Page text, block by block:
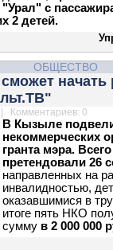
"Урал" с
2 детей.
ОБЩЕСТВО
начать
Комментариев: 0
В Кызыле
некоммерческих
гранта мэра.
претендовали 26
направленных на
инвалидностью,
оказавшимися в
итоге пять НКО
сумму в 2 000 000